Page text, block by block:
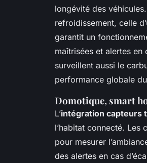
longévité des
refroidissement, celle
garantit un
maîtrisées et alertes
surveillent aussi le
performance globale
Domotique, smart
L’intégration capteurs
l’habitat connecté. Les
pour mesurer
des alertes en cas